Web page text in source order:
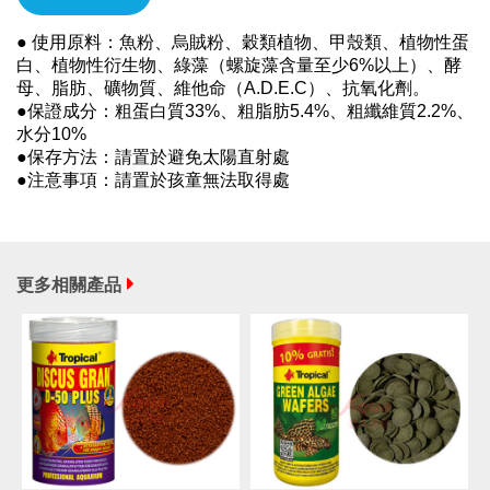
● 使用原料：魚粉、烏賊粉、穀類植物、甲殼類、植物性蛋
白、植物性衍生物、綠藻（螺旋藻含量至少6%以上）、酵
母、脂肪、礦物質、維他命（A.D.E.C）、抗氧化劑。
●保證成分：粗蛋白質33%、粗脂肪5.4%、粗纖維質2.2%、
水分10%
●保存方法：請置於避免太陽直射處
●注意事項：請置於孩童無法取得處
更多相關產品